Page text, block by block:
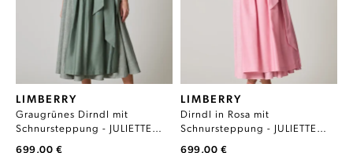
LIMBERRY
Graugrünes Dirndl mit
Schnursteppung - JULIETTE
699,00 €
LIMBERRY
Dirndl in Rosa mit
Schnursteppung - JULIETTE
699,00 €